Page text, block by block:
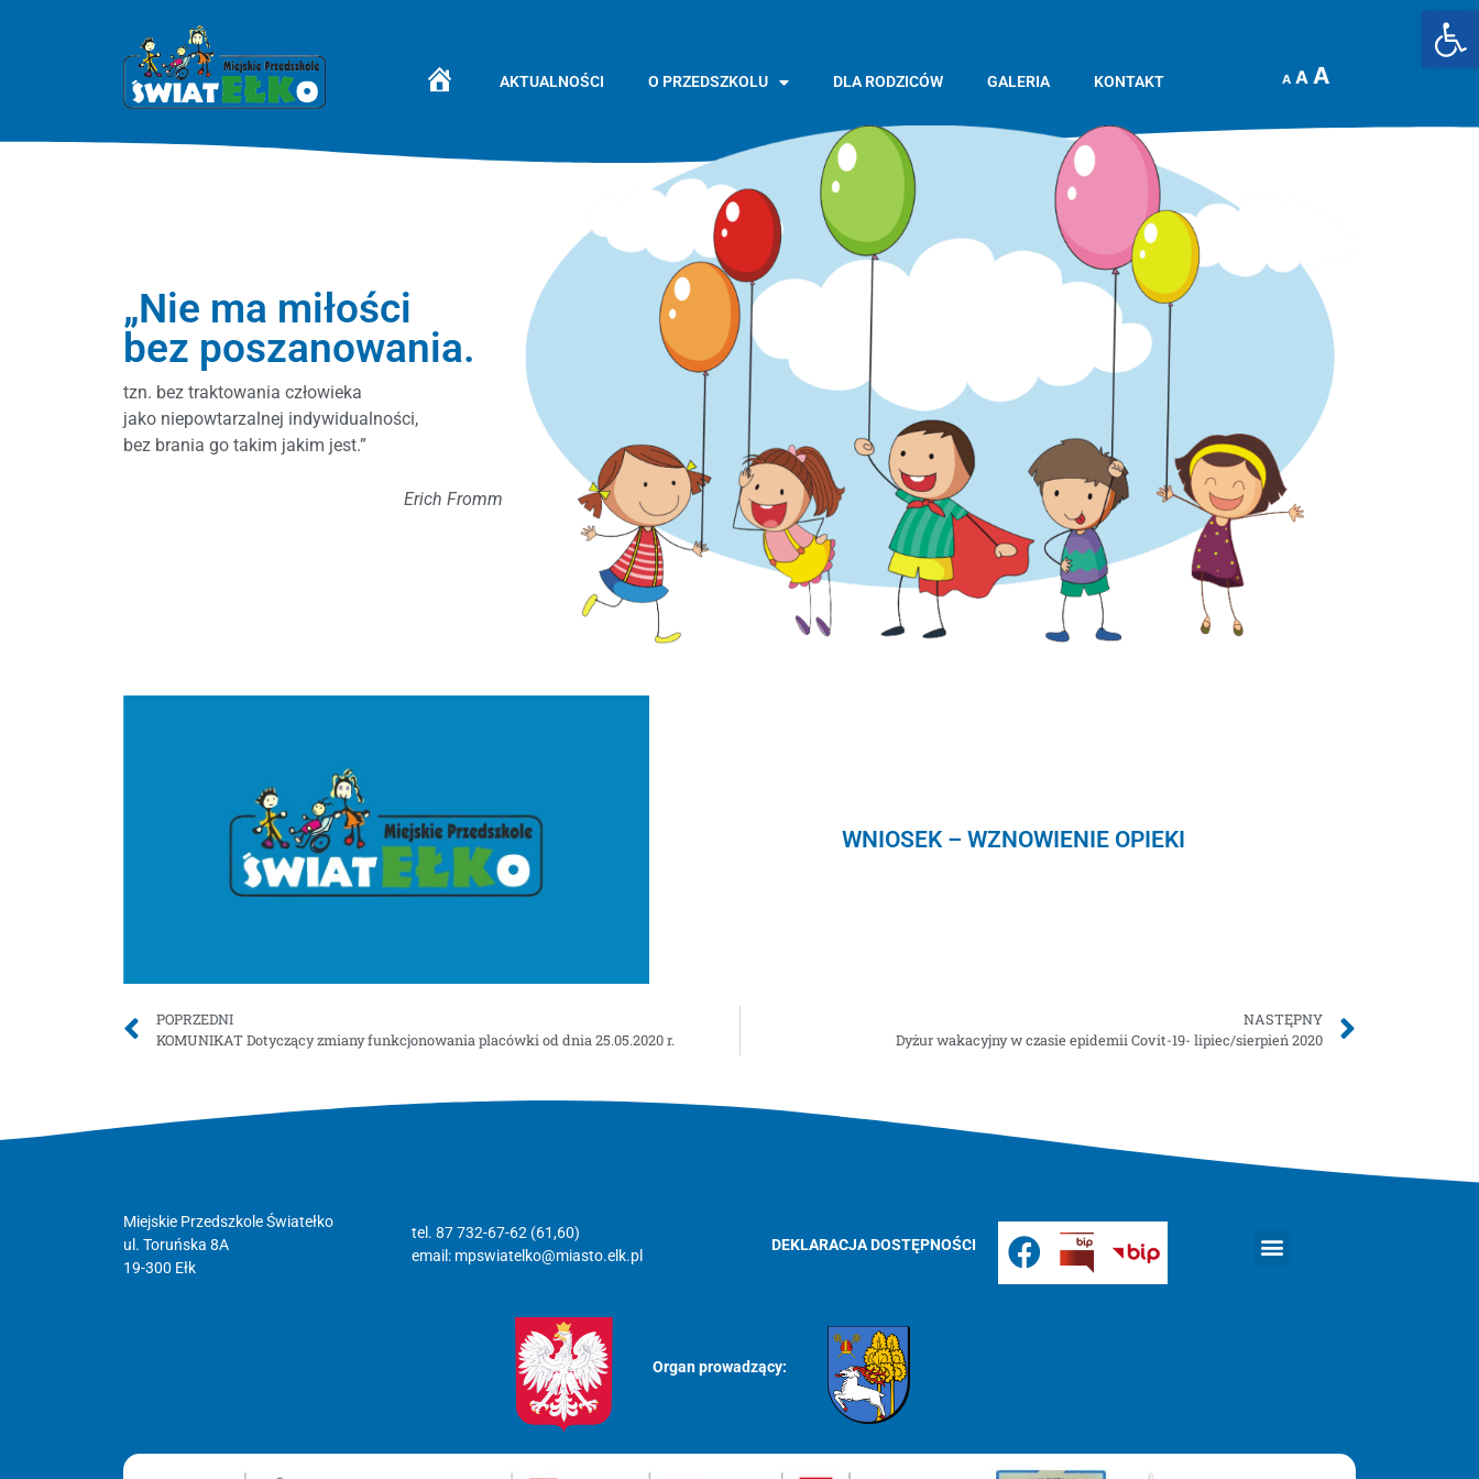
STRONA GŁÓWNA
AKTUALNOŚCI O PRZEDSZKOLU DLA RODZICÓW GALERIA KONTAKT A A A
„Nie ma miłości
bez poszanowania.
tzn. bez traktowania człowieka
jako niepowtarzalnej indywidualności,
bez brania go takim jakim jest.”
Erich Fromm
WNIOSEK – WZNOWIENIE OPIEKI
POPRZEDNI
KOMUNIKAT Dotyczący zmiany funkcjonowania placówki od dnia 25.05.2020 r.
NASTĘPNY
Dyżur wakacyjny w czasie epidemii Covit-19- lipiec/sierpień 2020
Miejskie Przedszkole Światełko
ul. Toruńska 8A
19-300 Ełk
tel. 87 732-67-62 (61,60)
email: mpswiatelko@miasto.elk.pl
DEKLARACJA DOSTĘPNOŚCI
Organ prowadzący: